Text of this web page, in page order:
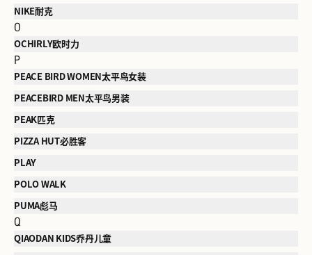
NIKE耐克
O
OCHIRLY欧时力
P
PEACE BIRD WOMEN太平鸟女装
PEACEBIRD MEN太平鸟男装
PEAK匹克
PIZZA HUT必胜客
PLAY
POLO WALK
PUMA彪马
Q
QIAODAN KIDS乔丹儿童